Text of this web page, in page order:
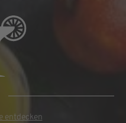
entdecken